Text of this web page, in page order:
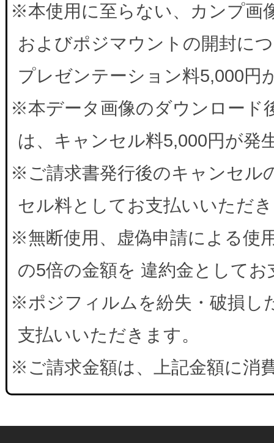
※本使用に至らない、カンプ画
およびポジマウントの開封に
プレゼンテーション料5,000円
※本データ画像のダウンロード
は、キャンセル料5,000円が発
※ご請求書発行後のキャンセル
セル料としてお支払いいただ
※無断使用、虚偽申請による使
の5倍の金額を 違約金として
※ポジフィルムを紛失・破損し
支払いいただきます。
※ご請求金額は、上記金額に消